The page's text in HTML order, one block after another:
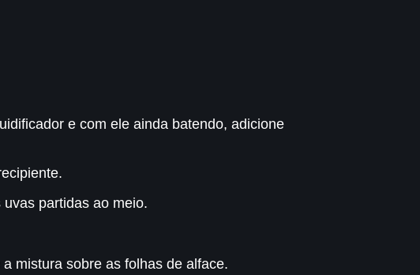
e com ele ainda batendo, adicione
partidas ao meio.
mistura sobre as folhas de alface.